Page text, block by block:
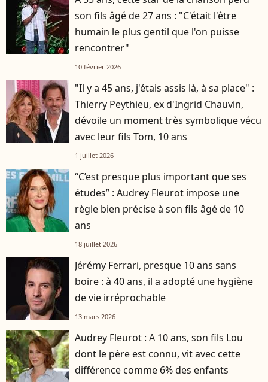
son fils âgé de 27 ans : "C'était l'être
humain le plus gentil que l'on puisse
rencontrer"
10 février 2026
"Il y a 45 ans, j'étais assis là, à sa place" :
Thierry Peythieu, ex d'Ingrid Chauvin,
dévoile un moment très symbolique vécu
avec leur fils Tom, 10 ans
1 juillet 2026
“C’est presque plus important que ses
études” : Audrey Fleurot impose une
règle bien précise à son fils âgé de 10
ans
18 juillet 2026
Jérémy Ferrari, presque 10 ans sans
boire : à 40 ans, il a adopté une hygiène
de vie irréprochable
13 mars 2026
Audrey Fleurot : A 10 ans, son fils Lou
dont le père est connu, vit avec cette
différence comme 6% des enfants